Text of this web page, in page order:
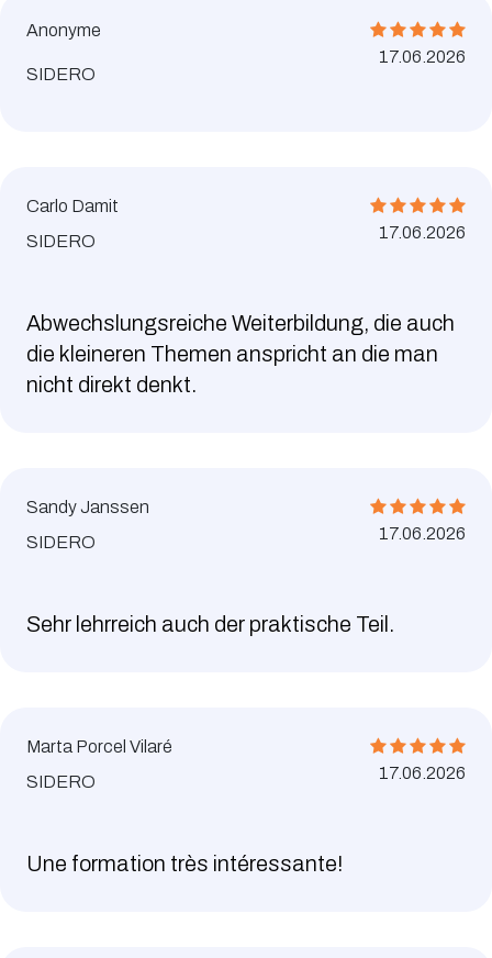
Anonyme
SIDERO
17.06.2026
Carlo Damit
SIDERO
17.06.2026
Abwechslungsreiche Weiterbildung, die auch
die kleineren Themen anspricht an die man
nicht direkt denkt.
Sandy Janssen
SIDERO
17.06.2026
Sehr lehrreich auch der praktische Teil.
Marta Porcel Vilaré
SIDERO
17.06.2026
Une formation très intéressante!